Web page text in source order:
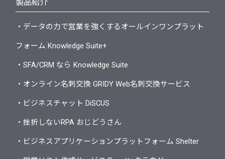
製品紹介
・データの力で営業を強くするオールインワンプラット
フォーム Knowledge Suite+
・SFA/CRM なら Knowledge Suite
・オンライン名刺交換 GRIDY Web名刺交換サービス
・ビジネスチャット DiSCUS
・挫折しないRPA おじどうさん
・ビジネスアプリケーションプラットフォーム Shelter